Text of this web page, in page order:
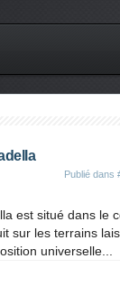
Publié dans
est situé dans le
sur les terrains
universelle...